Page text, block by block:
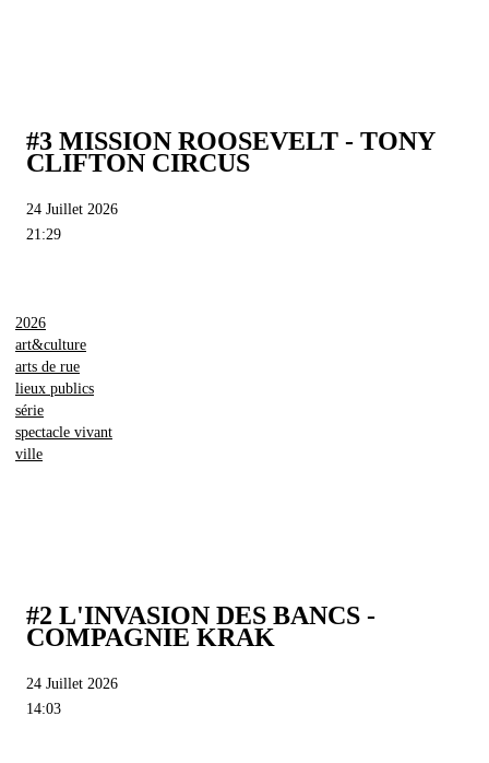
#3 MISSION ROOSEVELT - TONY
CLIFTON CIRCUS
24 Juillet 2026
21:29
2026
art&culture
arts de rue
lieux publics
série
spectacle vivant
ville
#2 L'INVASION DES BANCS -
COMPAGNIE KRAK
24 Juillet 2026
14:03